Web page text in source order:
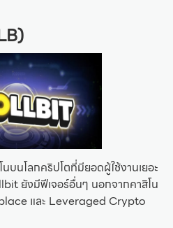
นโลกคริปโตที่มียอดผู้ใช้งานเยอะ
ยังมีฟีเจอร์อื่นๆ นอกจากคาสิโน
และ Leveraged Crypto